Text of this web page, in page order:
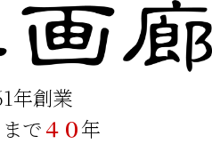
年創業
で４０年